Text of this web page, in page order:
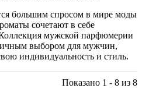
большим спросом в мире моды
сочетают в себе
мужской парфюмерии
выбором для мужчин,
индивидуальность и стиль.
Показано 1 - 8 из 8